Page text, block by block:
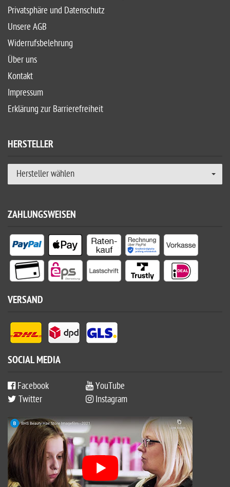
Privatsphäre und Datenschutz
Unsere AGB
Widerrufsbelehrung
Über uns
Kontakt
Impressum
Erklärung zur Barrierefreiheit
HERSTELLER
Hersteller wählen
ZAHLUNGSWEISEN
VERSAND
SOCIAL MEDIA
Facebook
YouTube
Twitter
Instagram